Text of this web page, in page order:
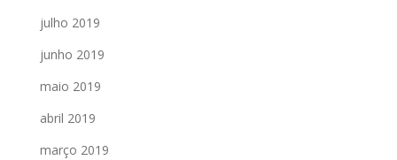
julho 2019
junho 2019
maio 2019
abril 2019
março 2019